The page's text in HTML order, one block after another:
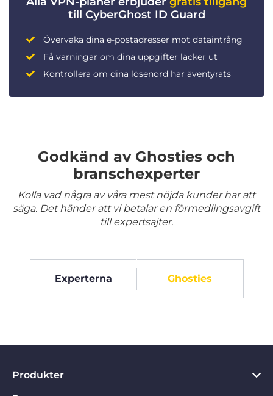
till CyberGhost ID Guard
Övervaka dina e-postadresser mot dataintrång
Få varningar om dina uppgifter läcker ut
Kontrollera om dina lösenord har äventyrats
Godkänd av Ghosties och
branschexperter
Kolla vad några av våra mest nöjda kunder har att
säga. Det händer att vi betalar en förmedlingsavgift
till expertsajter.
Experterna Ghosties
Produkter